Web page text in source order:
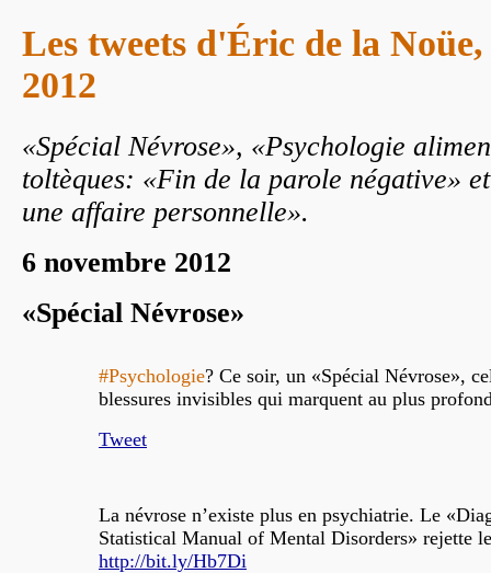
Les tweets d'Éric de la
2012
«Spécial Névrose», «Psychologie
toltèques: «Fin de la parole négative»
une affaire personnelle».
6 novembre 2012
«Spécial Névrose»
#Psychologie? Ce soir, un «Spécial Névrose»,
blessures invisibles qui marquent au plus
Tweet
La névrose n’existe plus en psychiatrie. Le
Statistical Manual of Mental Disorders» rejette
http://bit.ly/Hb7Di